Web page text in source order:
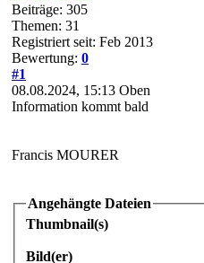
Beiträge: 305
Themen: 31
Registriert seit: Feb 2013
Bewertung: 0
#1
08.08.2024, 15:13 Oben
Information kommt bald
Francis MOURER
Angehängte Dateien
Thumbnail(s)
Bild(er)